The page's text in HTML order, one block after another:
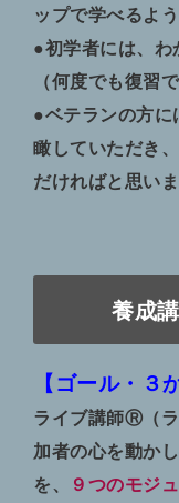
ップで学べるよ
●初学者には、
（何度でも復習
●ベテランの方
瞰していただき
だければと思いま
養成
【ゴール・３
ライブ講師Ⓡ（
加者の心を動か
を、
９つのモジ